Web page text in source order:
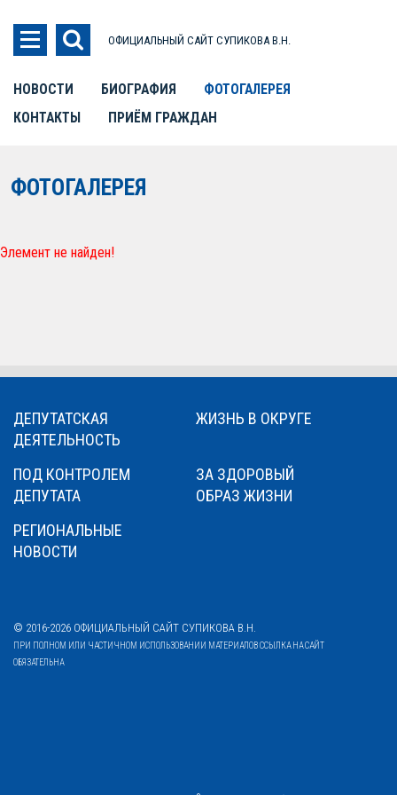
ОФИЦИАЛЬНЫЙ САЙТ СУПИКОВА В.Н.
НОВОСТИ БИОГРАФИЯ
ФОТОГАЛЕРЕЯ
КОНТАКТЫ
ПРИЁМ ГРАЖДАН
ФОТОГАЛЕРЕЯ
Элемент не найден!
ДЕПУТАТСКАЯ
ДЕЯТЕЛЬНОСТЬ
ЖИЗНЬ В ОКРУГЕ
ПОД КОНТРОЛЕМ
ДЕПУТАТА
ЗА ЗДОРОВЫЙ
ОБРАЗ ЖИЗНИ
РЕГИОНАЛЬНЫЕ
НОВОСТИ
© 2016-2026 ОФИЦИАЛЬНЫЙ САЙТ СУПИКОВА В.Н.
ПРИ ПОЛНОМ ИЛИ ЧАСТИЧНОМ ИСПОЛЬЗОВАНИИ МАТЕРИАЛОВ ССЫЛКА НА САЙТ
ОБЯЗАТЕЛЬНА